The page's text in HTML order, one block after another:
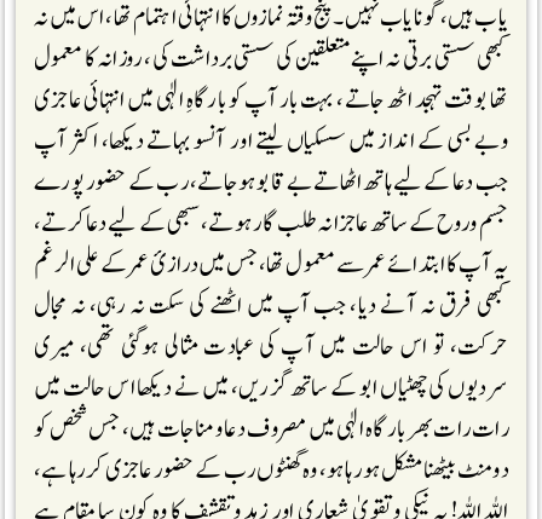
یاب ہیں، گو نایاب نہیں۔ پنج وقتہ نمازوں کا انتہائی اہتمام تھا، اس میں نہ
کبھی سستی برتی نہ اپنے متعلقین کی سستی برداشت کی، روزانہ کا معمول
تھا بوقت تہجد اٹھ جاتے، بہت بار آپ کو بارگاہِ الٰہی میں انتہائی عاجزی
وبے بسی کے انداز میں سسکیاں لیتے اور آنسو بہاتے دیکھا، اکثر آپ
جب دعا کے لیے ہاتھ اٹھاتے بے قابو ہوجاتے، رب کے حضور پورے
جسم وروح کے ساتھ عاجزانہ طلب گار ہوتے، سبھی کے لیے دعا کرتے،
یہ آپ کا ابتدائے عمر سے معمول تھا، جس میں درازیٔ عمر کے علی الرغم
کبھی فرق نہ آنے دیا، جب آپ میں اٹھنے کی سکت نہ رہی، نہ مجال
حرکت، تو اس حالت میں آپ کی عبادت مثالی ہوگئی تھی، میری
سردیوں کی چھٹیاں ابو کے ساتھ گزریں، میں نے دیکھا اس حالت میں
رات رات بھر بارگاہ الٰہی میں مصروف دعا ومناجات ہیں، جس شخص کو
دومنٹ بیٹھنا مشکل ہورہا ہو، وہ گھنٹوں رب کے حضور عاجزی کررہا ہے،